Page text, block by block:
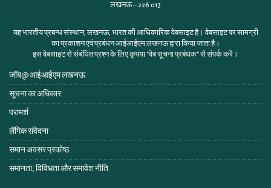
लखनऊ – 226 013
यह भारतीय प्रबन्ध संस्थान, लखनऊ, भारत की आधिकारिक वेबसाइट है। वेबसाइट पर सामग्री
का प्रकाशन एवं प्रबंधन आईआईएम लखनऊ द्वारा किया जाता है।
इस वेबसाइट से संबंधित प्रश्न के लिए कृपया "वेब सूचना प्रबंधक"से संपर्क करें।
जॉब@ आईआईएम लखनऊ
सूचना का अधिकार
परामर्श
लैंगिक संवेदना
समान अवसर प्रकोष्ठ
समानता, विविधता और समावेश नीति